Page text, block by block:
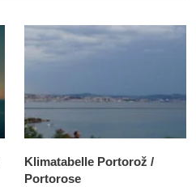
Klimatabelle Portorož /
Portorose